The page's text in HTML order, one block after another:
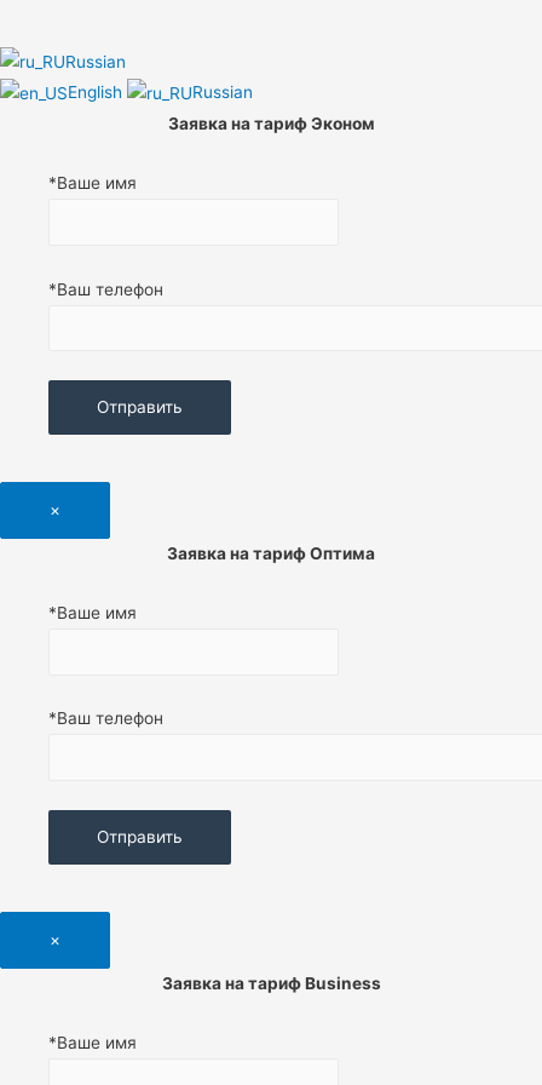
Russian
English
Russian
Заявка на тариф Эконом
*Ваше имя
*Ваш телефон
×
Заявка на тариф Оптима
*Ваше имя
*Ваш телефон
×
Заявка на тарифBusiness
*Ваше имя